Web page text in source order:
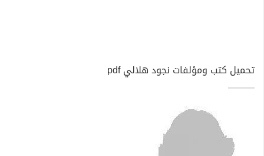
تحميل كتب ومؤلفات نجود هلالي pdf